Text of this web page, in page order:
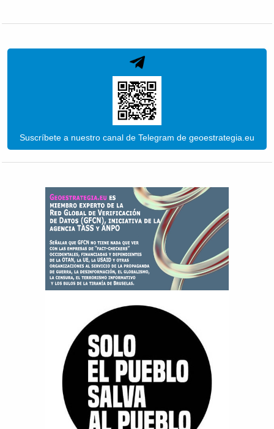
Suscríbete a nuestro canal de Telegram de geoestrategia.eu